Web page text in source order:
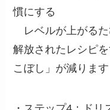
慣にする
レベルが上がるた
解放されたレシピ
こぼし」が減ります